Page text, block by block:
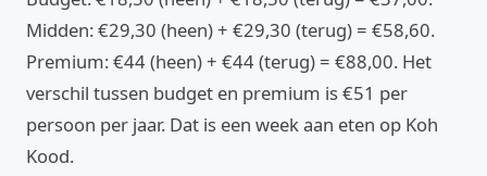
Midden: €29,30 (heen) + €29,30 (terug) = €58,60.
Premium: €44 (heen) + €44 (terug) = €88,00. Het
verschil tussen budget en premium is €51 per
persoon per jaar. Dat is een week aan eten op Koh
Kood.